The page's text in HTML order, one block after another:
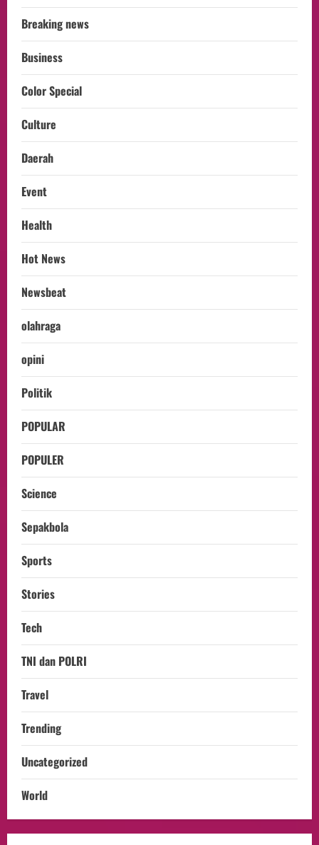
Breaking news
Business
Color Special
Culture
Daerah
Event
Health
Hot News
Newsbeat
olahraga
opini
Politik
POPULAR
POPULER
Science
Sepakbola
Sports
Stories
Tech
TNI dan POLRI
Travel
Trending
Uncategorized
World